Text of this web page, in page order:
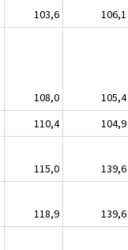
103,6 106,1
108,0 105,4
110,4 104,9
115,0 139,6
118,9 139,6